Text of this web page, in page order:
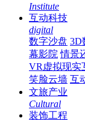
Institute
互动科技
digital
数字沙盘 3D
幕影院 情景
VR虚拟现实
笑脸云墙 互
文旅产业
Cultural
装饰工程